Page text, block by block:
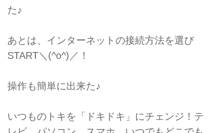
た♪
あとは、インターネットの接続方法を選び
START＼(^o^)／！
操作も簡単に出来た♪
いつものトキを「ドキドキ」にチェンジ！テ